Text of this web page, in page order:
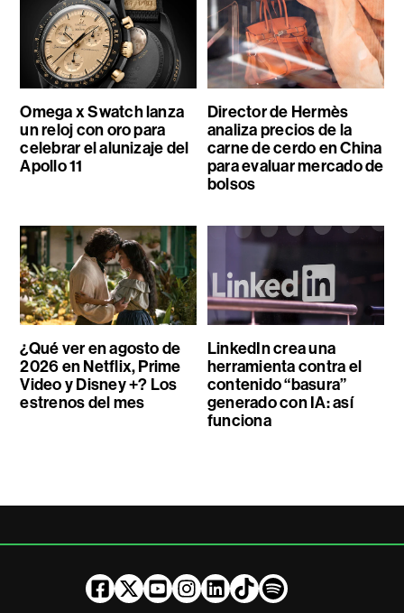
Omega x Swatch lanza
un reloj con oro para
celebrar el alunizaje del
Apollo 11
Director de Hermès
analiza precios de la
carne de cerdo en China
para evaluar mercado de
bolsos
¿Qué ver en agosto de
2026 en Netflix, Prime
Video y Disney +? Los
estrenos del mes
LinkedIn crea una
herramienta contra el
contenido “basura”
generado con IA: así
funciona